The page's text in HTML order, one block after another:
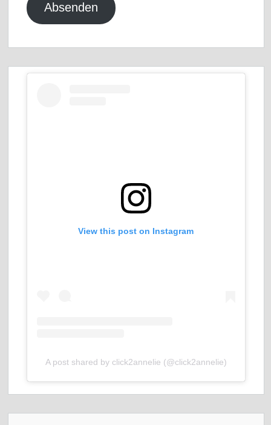
Absenden
View this post on Instagram
A post shared by click2annelie (@click2annelie)